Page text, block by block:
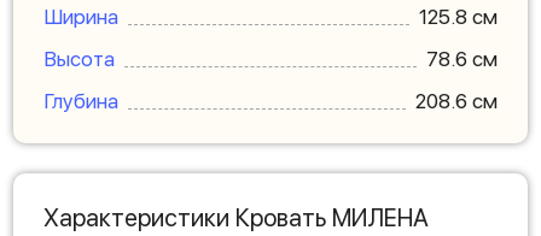
Ширина
125.8 см
Высота
78.6 см
Глубина
208.6 см
Характеристики Кровать МИЛЕНА